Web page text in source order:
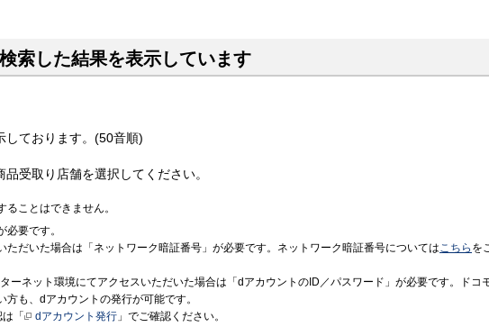
索した結果を表示しています
しております。(50音順)
受取り店舗を選択してください。
ことはできません。
要です。
ただいた場合は「ネットワーク暗証番号」が必要です。ネットワーク暗証番号についてはこちら を
ーネット環境にてアクセスいただいた場合は「dアカウントのID／パスワード」が必要です。ドコ
も、dアカウントの発行が可能です。
「
dアカウント発行 」でご確認ください。